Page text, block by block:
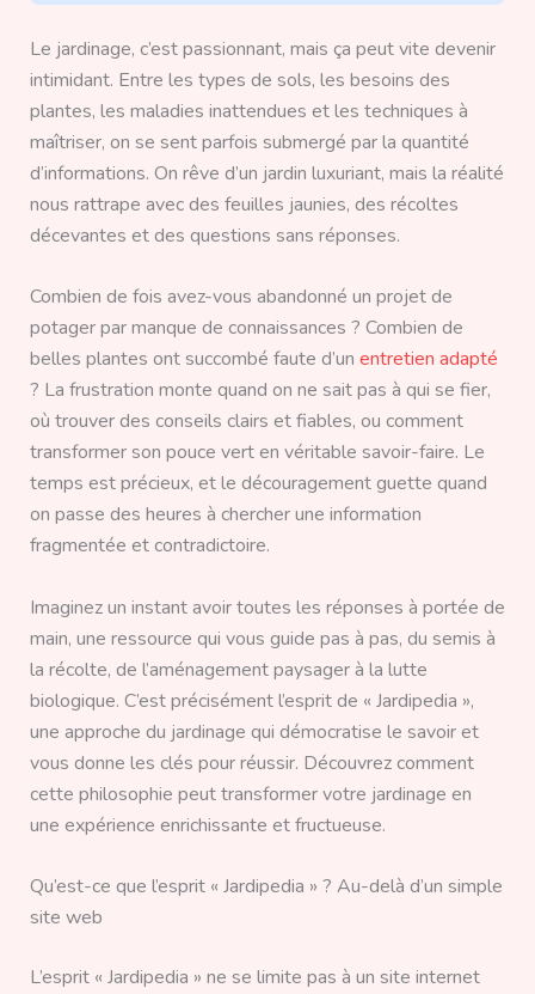
Le jardinage, c’est passionnant, mais ça peut vite devenir
intimidant. Entre les types de sols, les besoins des
plantes, les maladies inattendues et les techniques à
maîtriser, on se sent parfois submergé par la quantité
d’informations. On rêve d’un jardin luxuriant, mais la réalité
nous rattrape avec des feuilles jaunies, des récoltes
décevantes et des questions sans réponses.
Combien de fois avez-vous abandonné un projet de
potager par manque de connaissances ? Combien de
belles plantes ont succombé faute d’un entretien adapté
? La frustration monte quand on ne sait pas à qui se fier,
où trouver des conseils clairs et fiables, ou comment
transformer son pouce vert en véritable savoir-faire. Le
temps est précieux, et le découragement guette quand
on passe des heures à chercher une information
fragmentée et contradictoire.
Imaginez un instant avoir toutes les réponses à portée de
main, une ressource qui vous guide pas à pas, du semis à
la récolte, de l’aménagement paysager à la lutte
biologique. C’est précisément l’esprit de « Jardipedia »,
une approche du jardinage qui démocratise le savoir et
vous donne les clés pour réussir. Découvrez comment
cette philosophie peut transformer votre jardinage en
une expérience enrichissante et fructueuse.
Qu’est-ce que l’esprit « Jardipedia » ? Au-delà d’un simple
site web
L’esprit « Jardipedia » ne se limite pas à un site internet